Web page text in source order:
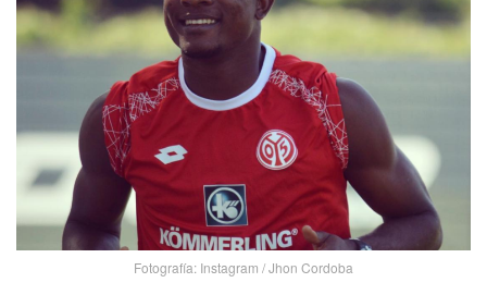
Fotografía: Instagram / Jhon Cordoba